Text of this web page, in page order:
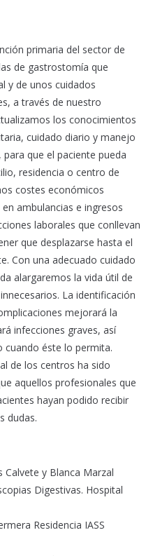
primaria del sector de
de gastrostomía que
y de unos cuidados
a través de nuestro
los conocimientos
cuidado diario y manejo
que el paciente pueda
residencia o centro de
costes económicos
ambulancias e ingresos
laborales que conllevan
que desplazarse hasta el
Con una adecuado cuidado
alargaremos la vida útil de
La identificación
mejorará la
infecciones graves, así
éste lo permita.
de los centros ha sido
aquellos profesionales que
hayan podido recibir
dudas.
Calvete y Blanca Marzal
Digestivas. Hospital
Residencia IASS